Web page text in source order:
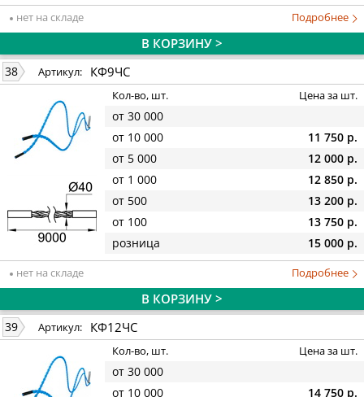
нет на складе Подробнее
В КОРЗИНУ >
38 Артикул: КФ9ЧС
Кол-во, шт. Цена за шт.
от 30 000
от 10 000
11 750 р.
от 5 000
12 000 р.
от 1 000
12 850 р.
от 500
13 200 р.
от 100
13 750 р.
розница
15 000 р.
нет на складе Подробнее
В КОРЗИНУ >
39 Артикул: КФ12ЧС
Кол-во, шт. Цена за шт.
от 30 000
от 10 000
14 750 р.